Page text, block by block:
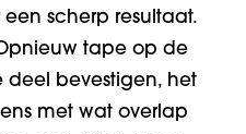
scherp resultaat.
tape op de
bevestigen, het
met wat overlap